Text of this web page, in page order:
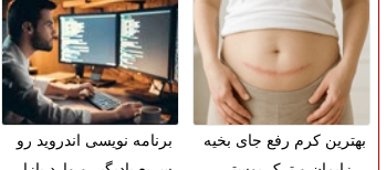
بهترین کرم رفع جای بخیه
برنامه نویسی اندروید رو